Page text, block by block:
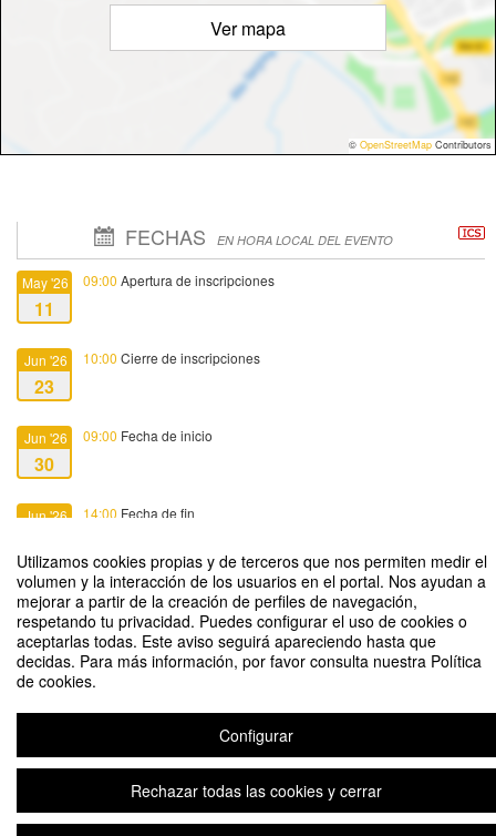
Utilizamos cookies propias y de terceros que nos permiten medir el
volumen y la interacción de los usuarios en el portal. Nos ayudan a
mejorar a partir de la creación de perfiles de navegación,
respetando tu privacidad. Puedes configurar el uso de cookies o
aceptarlas todas. Este aviso seguirá apareciendo hasta que
decidas. Para más información, por favor consulta nuestra Política
de cookies.
Configurar
Rechazar todas las cookies y cerrar
Ver mapa
© OpenStreetMap Contributors
FECHAS EN HORA LOCAL DEL EVENTO
May '26
11
09:00 Apertura de inscripciones
Jun '26
23
10:00 Cierre de inscripciones
Jun '26
30
09:00 Fecha de inicio
Jun '26 14:00 Fecha de fin
I Encuentro de la Acción Tutorial de Comillas - La cultura del
acompañamiento
Organizado por Acción Tutorial
Plataforma de organización de eventos Symposium